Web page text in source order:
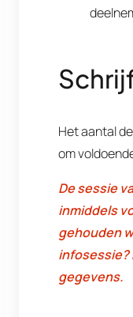
Het aantal
om
De sessie
inmiddels
gehouden
infosessie?
gegevens.